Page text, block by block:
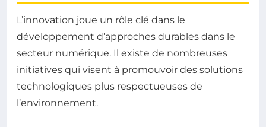
L’innovation joue un rôle clé dans le
développement d’approches durables dans le
secteur numérique. Il existe de nombreuses
initiatives qui visent à promouvoir des solutions
technologiques plus respectueuses de
l’environnement.